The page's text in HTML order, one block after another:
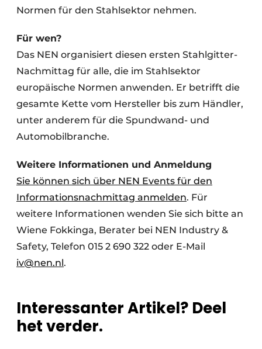
Normen für den Stahlsektor nehmen.
Für wen?
Das NEN organisiert diesen ersten Stahlgitter-
Nachmittag für alle, die im Stahlsektor
europäische Normen anwenden. Er betrifft die
gesamte Kette vom Hersteller bis zum Händler,
unter anderem für die Spundwand- und
Automobilbranche.
Weitere Informationen und Anmeldung
Sie können sich über NEN Events für den
Informationsnachmittag anmelden. Für
weitere Informationen wenden Sie sich bitte an
Wiene Fokkinga, Berater bei NEN Industry &
Safety, Telefon 015 2 690 322 oder E-Mail
iv@nen.nl.
Interessanter Artikel? Deel
het verder.